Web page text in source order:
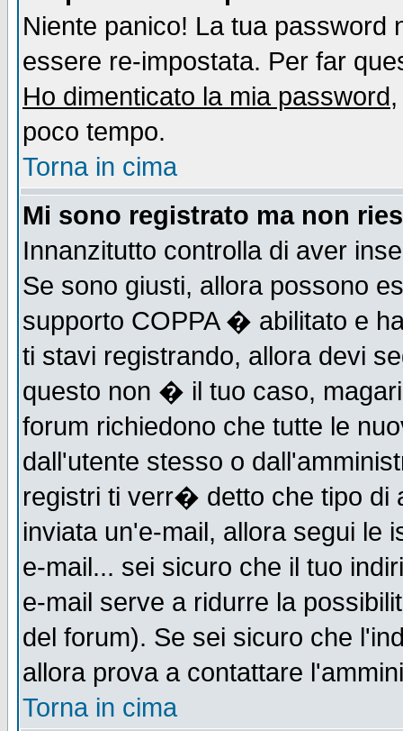
Niente panico! La tua
essere re-impostata. Per far
Ho dimenticato la mia password
poco tempo.
Torna in cima
Mi sono registrato ma non
Innanzitutto controlla di aver
Se sono giusti, allora possono
supporto COPPA � abilitato e
ti stavi registrando, allora devi
questo non � il tuo caso,
forum richiedono che tutte le
dall'utente stesso o
registri ti verr� detto che tipo
inviata un'e-mail, allora segui le
e-mail... sei sicuro che il tuo
e-mail serve a ridurre la
del forum). Se sei sicuro che
allora prova a contattare
Torna in cima